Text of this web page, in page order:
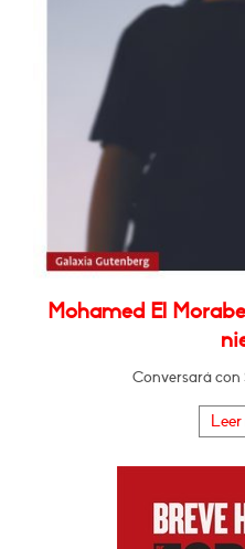
Mohamed El
Conversará con
Leer